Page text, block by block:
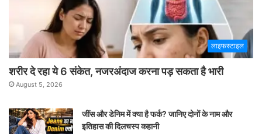
लाइफस्टाइल
शरीर दे रहा ये 6 संकेत, नजरअंदाज करना पड़ सकता है भारी
August 5, 2026
जींस और डेनिम में क्या है फर्क? जानिए दोनों के नाम और
इतिहास की दिलचस्प कहानी